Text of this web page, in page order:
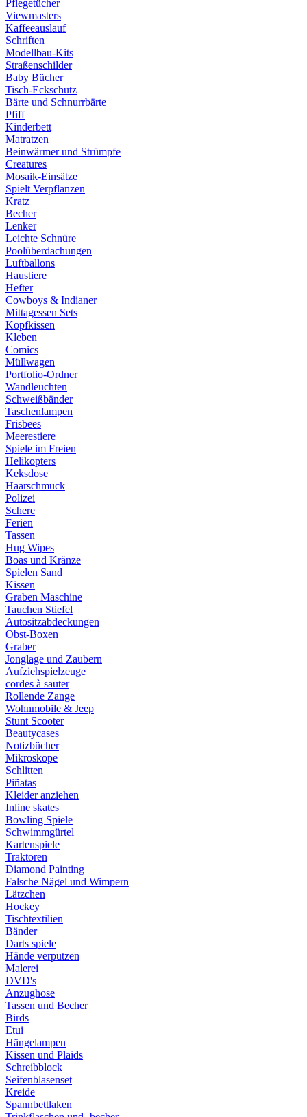
Pflegetücher
Viewmasters
Kaffeeauslauf
Schriften
Modellbau-Kits
Straßenschilder
Baby Bücher
Tisch-Eckschutz
Bärte und Schnurrbärte
Pfiff
Kinderbett
Matratzen
Beinwärmer und Strümpfe
Creatures
Mosaik-Einsätze
Spielt Verpflanzen
Kratz
Becher
Lenker
Leichte Schnüre
Poolüberdachungen
Luftballons
Haustiere
Hefter
Cowboys & Indianer
Mittagessen Sets
Kopfkissen
Kleben
Comics
Müllwagen
Portfolio-Ordner
Wandleuchten
Schweißbänder
Taschenlampen
Frisbees
Meerestiere
Spiele im Freien
Helikopters
Keksdose
Haarschmuck
Polizei
Schere
Ferien
Tassen
Hug Wipes
Boas und Kränze
Spielen Sand
Kissen
Graben Maschine
Tauchen Stiefel
Autositzabdeckungen
Obst-Boxen
Graber
Jonglage und Zaubern
Aufziehspielzeuge
cordes à sauter
Rollende Zange
Wohnmobile & Jeep
Stunt Scooter
Beautycases
Notizbücher
Mikroskope
Schlitten
Piñatas
Kleider anziehen
Inline skates
Bowling Spiele
Schwimmgürtel
Kartenspiele
Traktoren
Diamond Painting
Falsche Nägel und Wimpern
Lätzchen
Hockey
Tischtextilien
Bänder
Darts spiele
Hände verputzen
Malerei
DVD's
Anzughose
Tassen und Becher
Birds
Etui
Hängelampen
Kissen und Plaids
Schreibblock
Seifenblasenset
Kreide
Spannbettlaken